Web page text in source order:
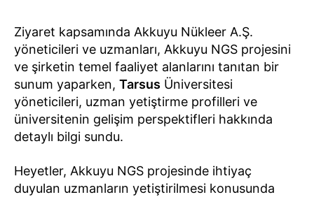
Ziyaret kapsamında Akkuyu Nükleer A.Ş.
yöneticileri ve uzmanları, Akkuyu NGS projesini
ve şirketin temel faaliyet alanlarını tanıtan bir
sunum yaparken, Tarsus Üniversitesi
yöneticileri, uzman yetiştirme profilleri ve
üniversitenin gelişim perspektifleri hakkında
detaylı bilgi sundu.
Heyetler, Akkuyu NGS projesinde ihtiyaç
duyulan uzmanların yetiştirilmesi konusunda